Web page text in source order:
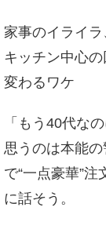
家事のイライ
キッチン中心
変わるワケ
「もう40代な
思うのは本能
で“一点豪華”
に話そう。